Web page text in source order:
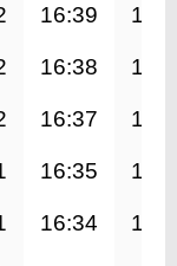
16:39
16:38
16:37
16:35
16:34